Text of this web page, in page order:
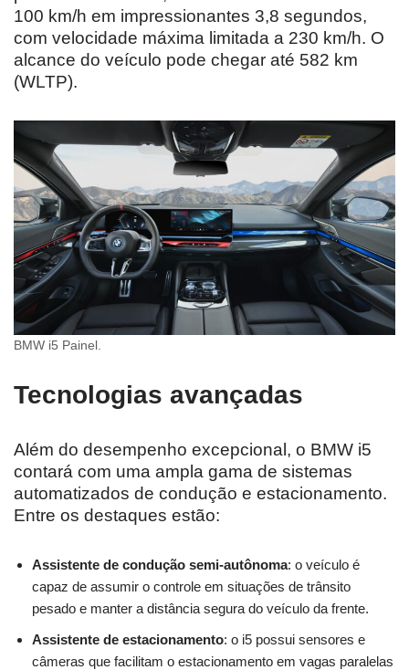
100 km/h em impressionantes 3,8 segundos,
com velocidade máxima limitada a 230 km/h. O
alcance do veículo pode chegar até 582 km
(WLTP).
BMW i5 Painel.
Tecnologias avançadas
Além do desempenho excepcional, o BMW i5
contará com uma ampla gama de sistemas
automatizados de condução e estacionamento.
Entre os destaques estão:
Assistente de condução semi-autônoma: o veículo é
capaz de assumir o controle em situações de trânsito
pesado e manter a distância segura do veículo da frente.
Assistente de estacionamento: o i5 possui sensores e
câmeras que facilitam o estacionamento em vagas paralelas